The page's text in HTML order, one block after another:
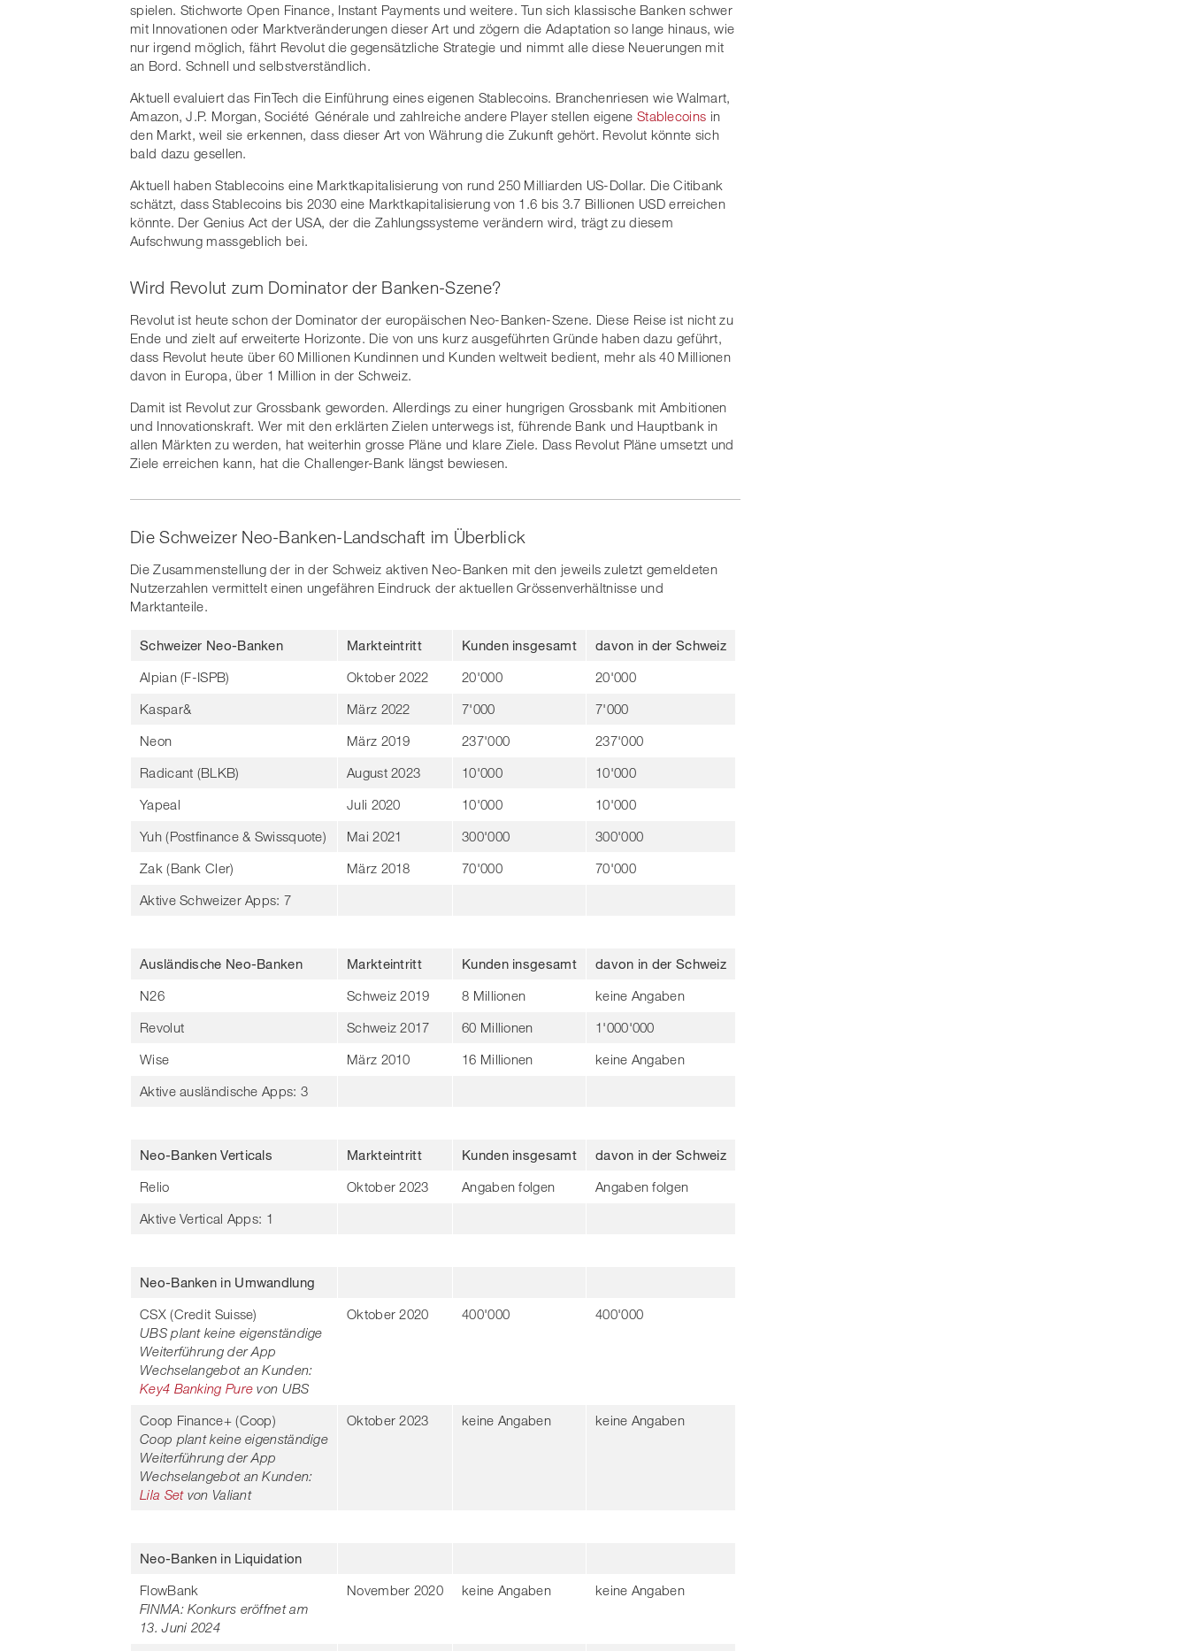
spielen. Stichworte Open Finance, Instant Payments und weitere. Tun sich klassische Banken schwer
mit Innovationen oder Marktveränderungen dieser Art und zögern die Adaptation so lange hinaus, wie
nur irgend möglich, fährt Revolut die gegensätzliche Strategie und nimmt alle diese Neuerungen mit
an Bord. Schnell und selbstverständlich.
Aktuell evaluiert das FinTech die Einführung eines eigenen Stablecoins. Branchenriesen wie Walmart,
Amazon, J.P. Morgan, Société Générale und zahlreiche andere Player stellen eigene Stablecoins in
den Markt, weil sie erkennen, dass dieser Art von Währung die Zukunft gehört. Revolut könnte sich
bald dazu gesellen.
Aktuell haben Stablecoins eine Marktkapitalisierung von rund 250 Milliarden US-Dollar. Die Citibank
schätzt, dass Stablecoins bis 2030 eine Marktkapitalisierung von 1.6 bis 3.7 Billionen USD erreichen
könnte. Der Genius Act der USA, der die Zahlungssysteme verändern wird, trägt zu diesem
Aufschwung massgeblich bei.
Wird Revolut zum Dominator der Banken-Szene?
Revolut ist heute schon der Dominator der europäischen Neo-Banken-Szene. Diese Reise ist nicht zu
Ende und zielt auf erweiterte Horizonte. Die von uns kurz ausgeführten Gründe haben dazu geführt,
dass Revolut heute über 60 Millionen Kundinnen und Kunden weltweit bedient, mehr als 40 Millionen
davon in Europa, über 1 Million in der Schweiz.
Damit ist Revolut zur Grossbank geworden. Allerdings zu einer hungrigen Grossbank mit Ambitionen
und Innovationskraft. Wer mit den erklärten Zielen unterwegs ist, führende Bank und Hauptbank in
allen Märkten zu werden, hat weiterhin grosse Pläne und klare Ziele. Dass Revolut Pläne umsetzt und
Ziele erreichen kann, hat die Challenger-Bank längst bewiesen.
Die Schweizer Neo-Banken-Landschaft im Überblick
Die Zusammenstellung der in der Schweiz aktiven Neo-Banken mit den jeweils zuletzt gemeldeten
Nutzerzahlen vermittelt einen ungefähren Eindruck der aktuellen Grössenverhältnisse und
Marktanteile.
Schweizer Neo-Banken Markteintritt Kunden insgesamt
davon in der Schweiz
Alpian (F-ISPB)
Oktober 2022 20'000
20'000
Kaspar&
März 2022 7'000
7'000
Neon
März 2019 237'000
237'000
Radicant (BLKB)
August 2023 10'000
10'000
Yapeal
Juli 2020 10'000
10'000
Yuh (Postfinance & Swissquote)
Mai 2021 300'000
300'000
Zak (Bank Cler)
März 2018 70'000
70'000
Aktive Schweizer Apps: 7
Ausländische Neo-Banken Markteintritt Kunden insgesamt
davon in der Schweiz
N26
Schweiz 2019 8 Millionen
keine Angaben
Revolut
Schweiz 2017 60 Millionen
1'000'000
Wise
März 2010 16 Millionen
keine Angaben
Aktive ausländische Apps: 3
Neo-Banken Verticals Markteintritt Kunden insgesamt
davon in der Schweiz
Relio
Oktober 2023 Angaben folgen
Angaben folgen
Aktive Vertical Apps: 1
Neo-Banken in Umwandlung
CSX (Credit Suisse)
UBS plant keine eigenständige
Weiterführung der App
Wechselangebot an Kunden:
Key4 Banking Pure von UBS
Oktober 2020 400'000 400'000
Coop Finance+ (Coop)
Coop plant keine eigenständige
Weiterführung der App
Wechselangebot an Kunden:
Lila Setvon Valiant
Oktober 2023 keine Angaben keine Angaben
Neo-Banken in Liquidation
FlowBank
FINMA: Konkurs eröffnet am
13. Juni 2024
November 2020 keine Angaben keine Angaben